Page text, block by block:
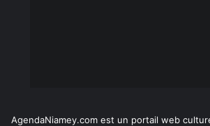
AgendaNiamey.com est un portail web